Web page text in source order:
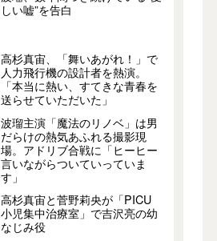
しい嘘”を告白
高杉真宙、「舞いあがれ！」で
人力飛行機の設計者を熱演。
「本当に熱い、すてきな青春を
送らせていただいた」
波瑠主演「魔法のリノベ」は男
だらけの熱気あふれる撮影現
場。アドリブ合戦に「ヒーヒー
言いながらついていっていま
す」
高杉真宙と菅野莉央が「PICU
小児集中治療室」で吉沢亮の幼
なじみ役